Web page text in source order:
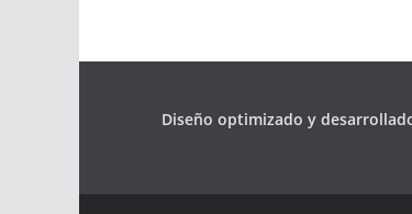
Diseño optimizado y